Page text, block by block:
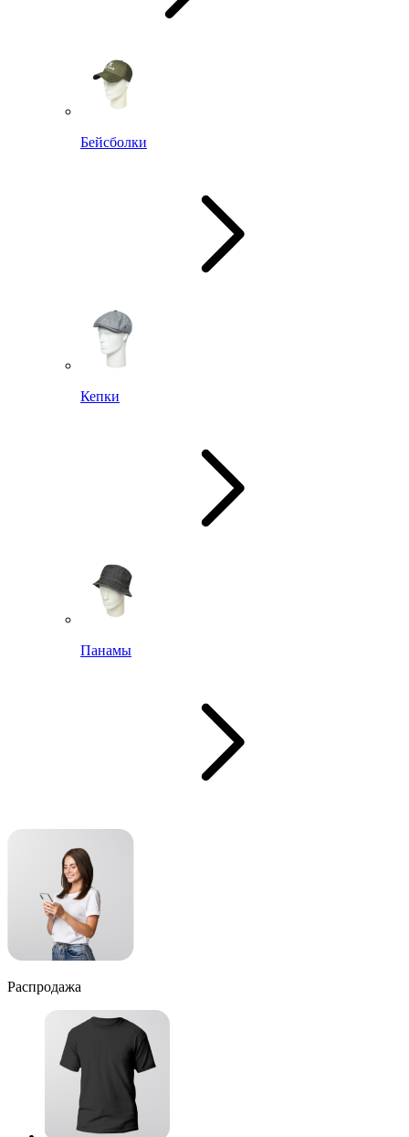
Бейсболки
Кепки
Панамы
Распродажа